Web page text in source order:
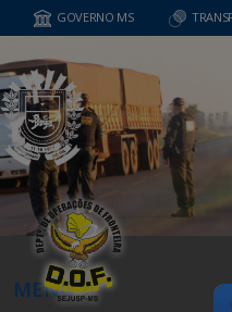
GOVERNO MS
MENU